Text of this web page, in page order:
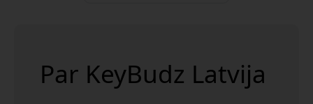
Par KeyBudz Latvija